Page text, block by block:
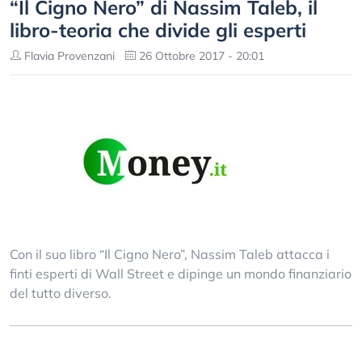
“Il Cigno Nero” di Nassim Taleb, il
libro-teoria che divide gli esperti
Flavia Provenzani 26 Ottobre 2017 - 20:01
Con il suo libro “Il Cigno Nero”, Nassim Taleb attacca i
finti esperti di Wall Street e dipinge un mondo finanziario
del tutto diverso.